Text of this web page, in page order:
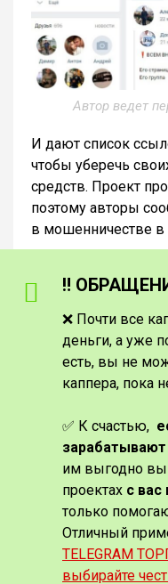
Автор ведет
И дают список
чтобы уберечь
средств. Проект
поэтому авторы
в мошенничестве в
‼️
❌ Почти все
деньги, а уже
есть, вы не
каппера, пока
✅ К счастью,
им выгодно
проектах с вас
только
Отличный
TELEGRAM
выбирайте